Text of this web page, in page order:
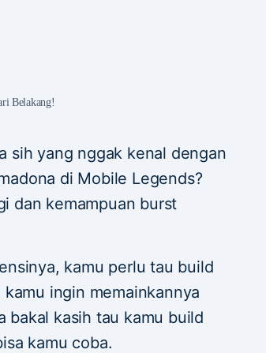
Belakang!
sih yang nggak kenal dengan
di Mobile Legends?
dan kemampuan burst
kamu perlu tau build
ingin memainkannya
bakal kasih tau kamu build
kamu coba.